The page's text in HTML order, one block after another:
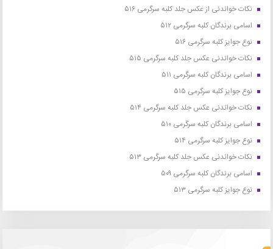
نکات خواندنی از عکس جلد کلبه سرگرمی ۵۱۶
اسامی برندگان کلبه سرگرمی ۵۱۲
نوع جوایز کلبه سرگرمی ۵۱۶
نکات خواندنی عکس جلد کلبه سرگرمی ۵۱۵
اسامی برندگان کلبه سرگرمی ۵۱۱
نوع جوایز کلبه سرگرمی ۵۱۵
نکات خواندنی عکس جلد کلبه سرگرمی ۵۱۴
اسامی برندگان کلبه سرگرمی ۵۱۰
نوع جوایز کلبه سرگرمی ۵۱۴
نکات خواندنی عکس جلد کلبه سرگرمی ۵۱۳
اسامی برندگان کلبه سرگرمی ۵۰۹
نوع جوایز کلبه سرگرمی ۵۱۳